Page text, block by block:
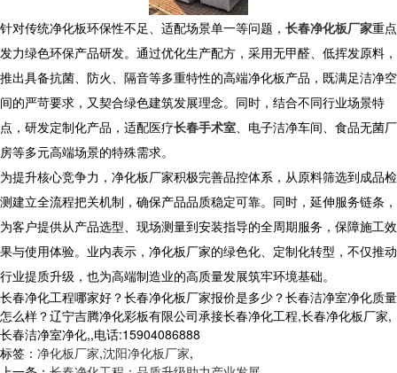
针对传统净化板环保性不足、适配场景单一等问题， 长春净化板厂家重点
发力绿色环保产品研发。通过优化生产配方，采用无甲醛、低挥发原料，
推出具备抗菌、防火、隔音等多重特性的高端净化板产品，既满足洁净空
间的严苛要求，又契合绿色建筑发展理念。同时，结合不同行业场景特
点，研发定制化产品，适配医疗长春手术室、电子洁净车间、食品无菌厂
房等多元高端场景的特殊需求。
为提升核心竞争力，净化板厂家积极完善品控体系，从原料筛选到成品检
测建立全流程把关机制，确保产品品质稳定可靠。同时，延伸服务链条，
为客户提供从产品选型、现场测量到安装指导的全周期服务，保障施工效
果与使用体验。业内表示，净化板厂家的绿色化、定制化转型，不仅推动
行业提质升级，也为高端制造业的高质量发展筑牢环境基础。
长春净化工程哪家好？长春净化板厂家报价是多少？长春洁净室净化质量
怎么样？辽宁吉腾净化彩板有限公司承接长春净化工程,长春净化板厂家,
长春洁净室净化,,电话:15904086888
标签： 净化板厂家,沈阳净化板厂家,